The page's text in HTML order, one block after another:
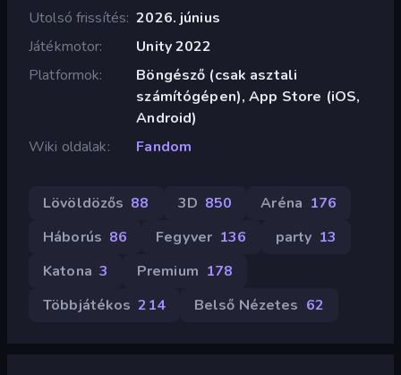
Utolsó frissítés 2026. június
Játékmotor
Unity 2022
Platformok
Böngésző (csak asztali
számítógépen), App Store (iOS,
Android)
Wiki oldalak
Fandom
Lövöldözős 88 3D 850 Aréna 176
Háborús 86 Fegyver 136 party 13
Katona 3 Premium 178
Többjátékos 214 Belső Nézetes 62